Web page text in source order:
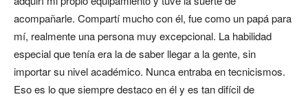
acompañarle. Compartí mucho con él, fue como un papá para
mí, realmente una persona muy excepcional. La habilidad
especial que tenía era la de saber llegar a la gente, sin
importar su nivel académico. Nunca entraba en tecnicismos.
Eso es lo que siempre destaco en él y es tan difícil de